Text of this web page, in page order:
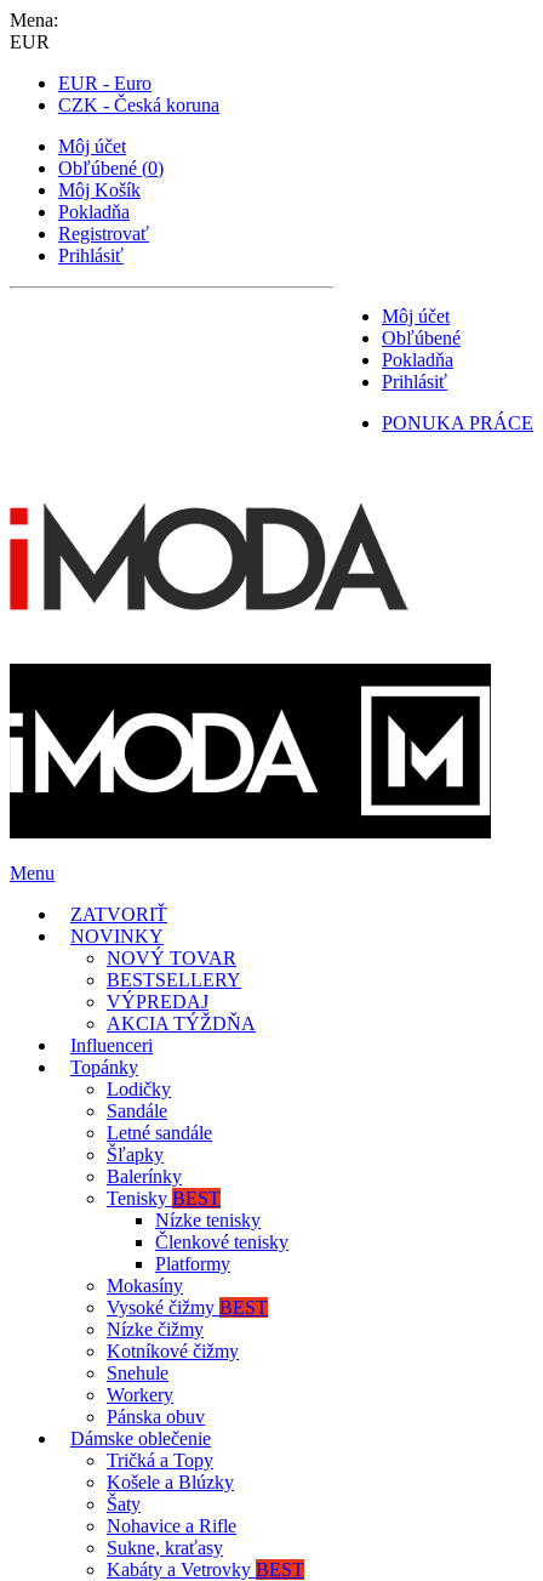
Mena:
EUR
EUR - Euro
CZK - Česká koruna
Môj účet
Obľúbené (0)
Môj Košík
Pokladňa
Registrovať
Prihlásiť
Môj účet
Obľúbené
Pokladňa
Prihlásiť
PONUKA PRÁCE
Menu
ZATVORIŤ
NOVINKY
NOVÝ TOVAR
BESTSELLERY
VÝPREDAJ
AKCIA TÝŽDŇA
Influenceri
Topánky
Lodičky
Sandále
Letné sandále
Šľapky
Balerínky
Tenisky BEST
Nízke tenisky
Členkové tenisky
Platformy
Mokasíny
Vysoké čižmy BEST
Nízke čižmy
Kotníkové čižmy
Snehule
Workery
Pánska obuv
Dámske oblečenie
Tričká a Topy
Košele a Blúzky
Šaty
Nohavice a Rifle
Sukne, kraťasy
Kabáty a Vetrovky BEST